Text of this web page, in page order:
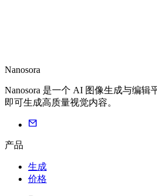
Nanosora
Nanosora 是一个 AI 图像生成与编辑
即可生成高质量视觉内容。
产品
生成
价格